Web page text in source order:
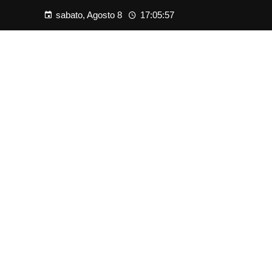
sabato, Agosto 8 17:05:57